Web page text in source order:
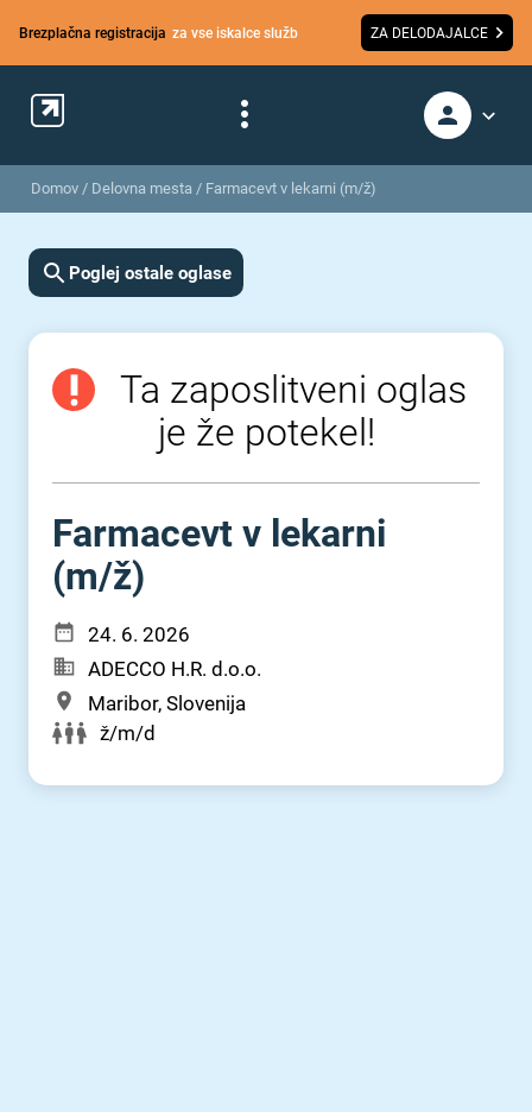
Brezplačna registracija za vse iskalce služb ZA DELODAJALCE
Domov / Delovna mesta / Farmacevt v lekarni (m/ž)
Poglej ostale oglase
Ta zaposlitveni oglas
je že potekel!
Farmacevt v lekarni
(m⁠/⁠ž)
24. 6. 2026
ADECCO H.R. d.o.o.
Maribor, Slovenija
ž/m/d